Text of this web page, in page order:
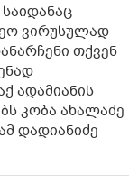
ვირუსულად
თქვენ
ადამიანის
კობა ახალაძე
დადიანიძე